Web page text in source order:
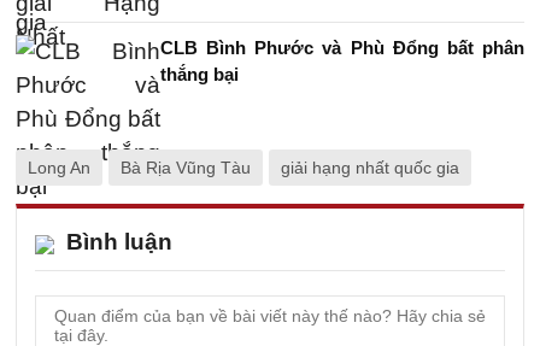
CLB Bình Phước và Phù Đổng bất phân
thắng bại
Long An Bà Rịa Vũng Tàu giải hạng nhất quốc gia
Bình luận